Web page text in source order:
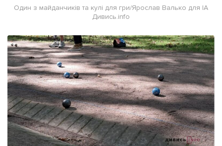
Один з майданчиків та кулі для гри/Ярослав Валько для ІА
Дивись.info